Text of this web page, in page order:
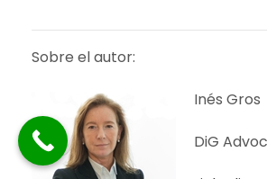
Sobre el autor:
Inés Gros
DiG